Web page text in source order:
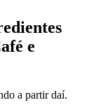
e
a partir daí.